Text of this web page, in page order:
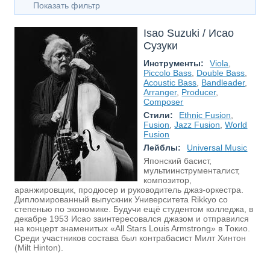
Показать фильтр
Isao Suzuki / Исао
Сузуки
Инструменты: Viola
Piccolo Bass Double Bass
Acoustic Bass Bandleader,
Arranger, Producer,
Composer
Стили:
Ethnic Fusion
Fusion ,Jazz Fusion ,World
Fusion
Лейблы:
Universal Music
Японский басист,
мультиинструменталист,
композитор,
аранжировщик, продюсер и руководитель джаз-оркестра.
Дипломированный выпускник Университета Rikkyo со
степенью по экономике. Будучи ещё студентом колледжа, в
декабре 1953 Исао заинтересовался джазом и отправился
на концерт знаменитых «All Stars Louis Armstrong» в Токио.
Среди участников состава был контрабасист Милт Хинтон
(Milt Hinton).